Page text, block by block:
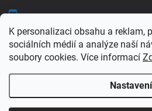
K personalizaci obsahu a reklam,
sociálních médií a analýze naší
soubory cookies. Více informací
Nastavení
607 069 561
Sledujte nás na Facebooku !
ibob_s.r.o/
Copyright 2026ibob s.r.o.. Všechna